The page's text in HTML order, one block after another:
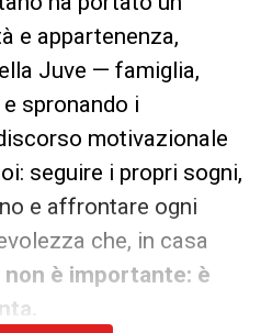
e appartenenza,
Juve — famiglia,
spronando i
motivazionale
seguire i propri sogni,
e affrontare ogni
che, in casa
è importante: è